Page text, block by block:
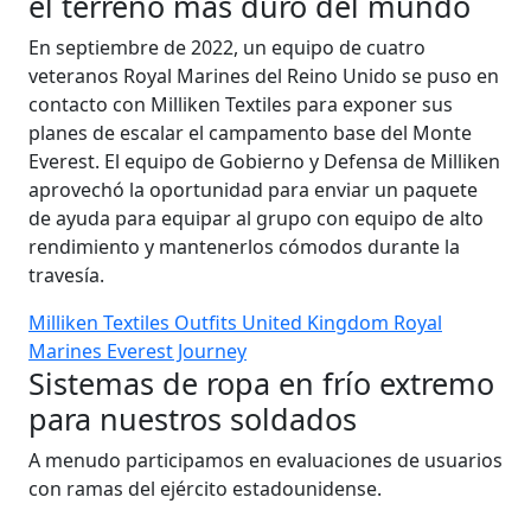
En septiembre de 2022, un equipo de cuatro
veteranos Royal Marines del Reino Unido se puso en
contacto con Milliken Textiles para exponer sus
planes de escalar el campamento base del Monte
Everest. El equipo de Gobierno y Defensa de Milliken
aprovechó la oportunidad para enviar un paquete
de ayuda para equipar al grupo con equipo de alto
rendimiento y mantenerlos cómodos durante la
travesía.
Milliken Textiles Outfits United Kingdom Royal
Marines Everest Journey
Sistemas de ropa en frío extremo
para nuestros soldados
A menudo participamos en evaluaciones de usuarios
con ramas del ejército estadounidense.